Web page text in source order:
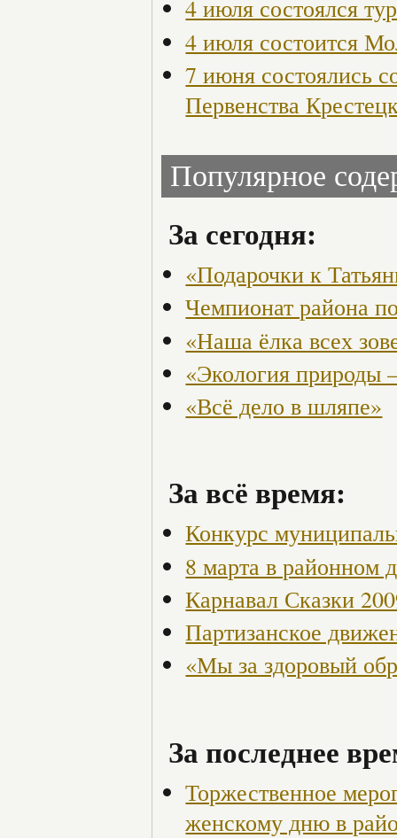
4 июля состоялся
4 июля состоится
7 июня состоялись
Первенства
Популярное
За сегодня:
«Подарочки к
Чемпионат района
«Наша ёлка всех
«Экология природы
«Всё дело в шляпе»
За всё время:
Конкурс
8 марта в районном
Карнавал Сказки
Партизанское
«Мы за здоровый
За последнее
Торжественное
женскому дню в